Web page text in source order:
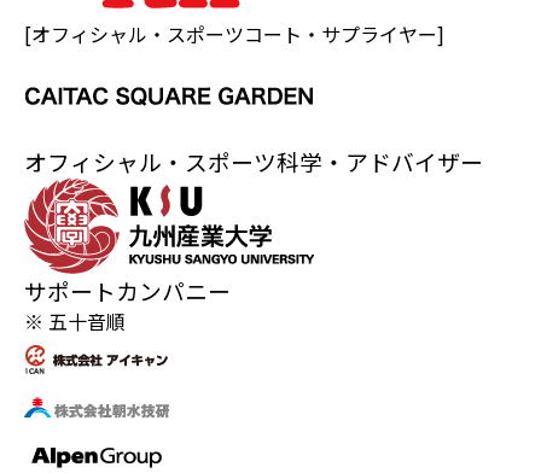
[オフィシャル・スポーツコート・サプライヤー]
オフィシャル・スポーツ科学・アドバイザー
サポートカンパニー
※ 五十音順